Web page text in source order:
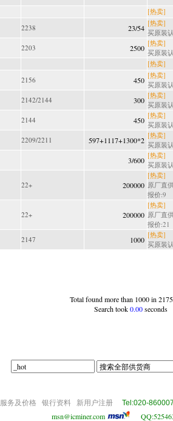
[热卖]
2238 23/54
[热卖]
买原装
2203 2500
[热卖]
买原装
[热卖]
2156 450
[热卖]
买原装
2142/2144 300
[热卖]
买原装
2144 450
[热卖]
买原装
2209/2211 597+1117+1300*2
[热卖]
买原装
3/600
[热卖]
买原装
22+ 200000
[热卖]
原厂直
报价:9
22+ 200000
[热卖]
原厂直
报价:21
2147 1000
[热卖]
买原装
Total found more than 1000 in
Search took0.00seconds
服务及价格 银行资料 新用户注册 Tel:020-
msn@icminer.com